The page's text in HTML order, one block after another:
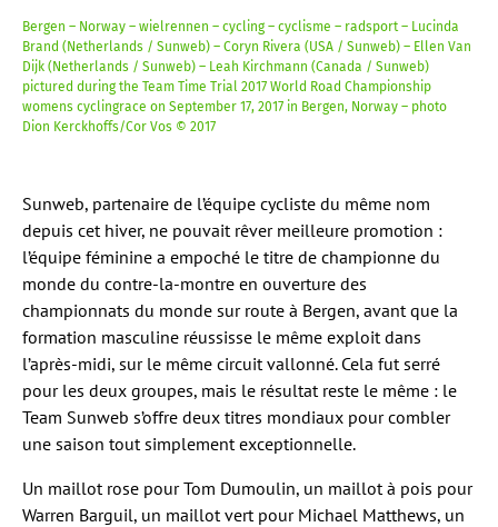
Bergen – Norway – wielrennen – cycling – cyclisme – radsport – Lucinda
Brand (Netherlands / Sunweb) – Coryn Rivera (USA / Sunweb) – Ellen Van
Dijk (Netherlands / Sunweb) – Leah Kirchmann (Canada / Sunweb)
pictured during the Team Time Trial 2017 World Road Championship
womens cyclingrace on September 17, 2017 in Bergen, Norway – photo
Dion Kerckhoffs/Cor Vos © 2017
Sunweb, partenaire de l’équipe cycliste du même nom
depuis cet hiver, ne pouvait rêver meilleure promotion :
l’équipe féminine a empoché le titre de championne du
monde du contre-la-montre en ouverture des
championnats du monde sur route à Bergen, avant que la
formation masculine réussisse le même exploit dans
l’après-midi, sur le même circuit vallonné. Cela fut serré
pour les deux groupes, mais le résultat reste le même : le
Team Sunweb s’offre deux titres mondiaux pour combler
une saison tout simplement exceptionnelle.
Un maillot rose pour Tom Dumoulin, un maillot à pois pour
Warren Barguil, un maillot vert pour Michael Matthews, un